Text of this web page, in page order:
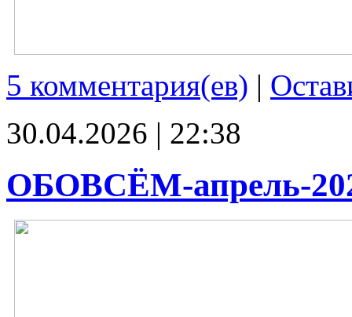
5 комментария(ев) |
30.04.2026 | 22:38
ОБОВСЁМ-апрель-